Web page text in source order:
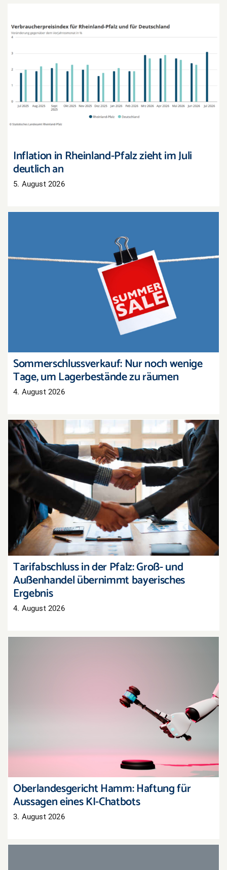
Inflation in Rheinland-Pfalz zieht im Juli deutlich
Inflation in Rheinland-Pfalz zieht im Juli
deutlich an
5. August 2026
Sommerschlussverkauf: Nur noch wenige Tage,
um Lagerbestände zu räumen
Sommerschlussverkauf: Nur noch wenige
Tage, um Lagerbestände zu räumen
4. August 2026
Tarifabschluss in der Pfalz: Groß- und
Außenhandel übernimmt bayerisches Ergebnis
Tarifabschluss in der Pfalz: Groß- und
Außenhandel übernimmt bayerisches
Ergebnis
4. August 2026
Oberlandesgericht Hamm: Haftung für
Aussagen eines KI-Chatbots
Oberlandesgericht Hamm: Haftung für
Aussagen eines KI-Chatbots
3. August 2026